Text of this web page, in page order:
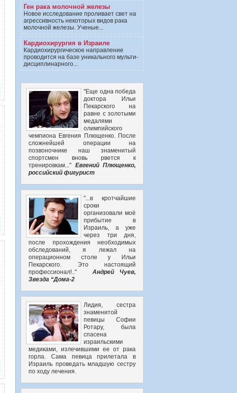
Ген рака молочной железы
Новое исследование проливает свет на
агрессивность некоторых видов рака
молочной железы. Ученые...
Кардиохирургия в Израиле
Кардиохирургическое направление
проводится на базе уникального мульти-
дисциплинарного...
"Еще одна победа
доктора Ильи
Пекарского на
равне с золотыми
медалями
олимпийского
чемпиона Евгения Плющенко. После
сложнейшей операции на
позвоночнике наш знаменитый
спортсмен вновь рвется к
тренировкам..." Евгений Плющенко,
российский фигурист
"...в кротчайшие
сроки
организовали моё
прибытие в
Израиль, а уже
через три дня,
после прохождения необходимых
обследований, я лежал на
операционном столе у Ильи
Пекарского. Это настоящий
профессионал!.."Андрей Чуев,
Звезда “Дома-2
Лидия, сестра
знаменитой
певицы Софии
Ротару, была
спасена
израильскими
медиками, излечившими ее от рака
горла. Сама певица прилетала в
Израиль проведать младшую сестру
по ходу лечения.